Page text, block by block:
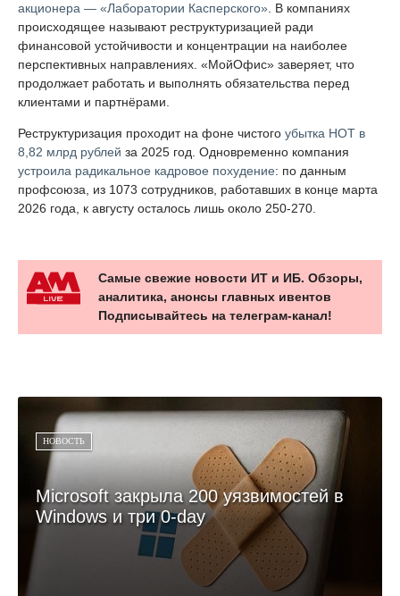
акционера — «Лаборатории Касперского» . В компаниях
происходящее называют реструктуризацией ради
финансовой устойчивости и концентрации на наиболее
перспективных направлениях. «МойОфис» заверяет, что
продолжает работать и выполнять обязательства перед
клиентами и партнёрами.
Реструктуризация проходит на фоне чистого убытка НОТ в
8,82 млрд рублей за 2025 год. Одновременно компания
устроила радикальное кадровое похудение: по данным
профсоюза, из 1073 сотрудников, работавших в конце марта
2026 года, к августу осталось лишь около 250-270.
Самые свежие новости ИТ и ИБ. Обзоры,
аналитика, анонсы главных ивентов
Подписывайтесь на телеграм-канал!
НОВОСТЬ
Microsoft закрыла 200 уязвимостей в
Windows и три 0-day